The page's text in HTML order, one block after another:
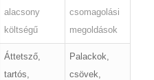
alacsony
költségű
csomagolási
megoldások
Áttetsző,
tartós,
Palackok,
csövek,